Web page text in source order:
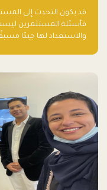
قد يكون التحدث إلى
فأسئلة المستثمرين
والاستعداد لها جيدًا